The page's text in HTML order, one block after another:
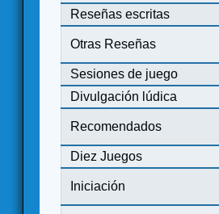
Reseñas escritas
Otras Reseñas
Sesiones de juego
Divulgación lúdica
Recomendados
Diez Juegos
Iniciación